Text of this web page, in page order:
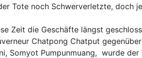
Tote noch Schwerverletzte, doch
Zeit die Geschäfte längst
Chatpong Chatput
Somyot Pumpunmuang, wurde der